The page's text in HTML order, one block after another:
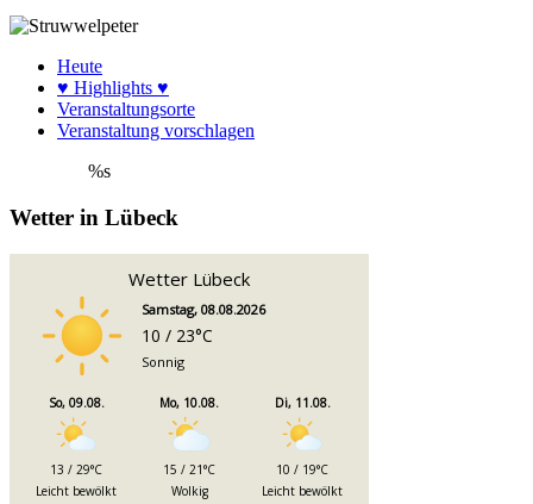
Heute
♥ Highlights ♥
Veranstaltungsorte
Veranstaltung vorschlagen
%s
Wetter in Lübeck
Wetter Lübeck
Samstag, 08.08.2026
10 / 23°C
Sonnig
So, 09.08.
13 / 29°C
Leicht bewölkt
Mo, 10.08.
15 / 21°C
Wolkig
Di, 11.08.
10 / 19°C
Leicht bewölkt